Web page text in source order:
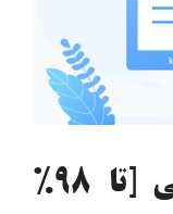
خرید pdf کتاب خارجی [تا 98%